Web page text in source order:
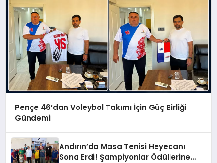
Pençe 46’dan Voleybol Takımı İçin Güç Birliği
Gündemi
Andırın’da Masa Tenisi Heyecanı
Sona Erdi! Şampiyonlar Ödüllerine